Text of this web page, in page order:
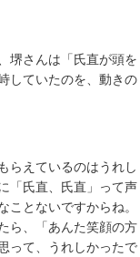
堺さんは「氏直が頭を
していたのを、動きの
らえているのはうれし
「氏直、氏直」って声
とないですからね。
ら、「あんた笑顔の方
って、うれしかったで